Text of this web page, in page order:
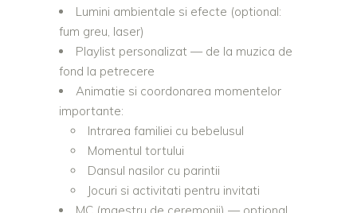
Lumini ambientale si efecte (optional:
fum greu, laser)
Playlist personalizat — de la muzica de
fond la petrecere
Animatie si coordonarea momentelor
importante:
Intrarea familiei cu bebelusul
Momentul tortului
Dansul nasilor cu parintii
Jocuri si activitati pentru invitati